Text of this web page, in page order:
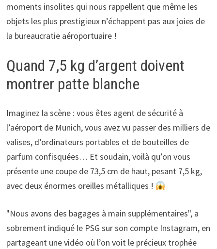
moments insolites qui nous rappellent que même les
objets les plus prestigieux n’échappent pas aux joies de
la bureaucratie aéroportuaire !
Quand 7,5 kg d’argent doivent
montrer patte blanche
Imaginez la scène : vous êtes agent de sécurité à
l’aéroport de Munich, vous avez vu passer des milliers de
valises, d’ordinateurs portables et de bouteilles de
parfum confisquées… Et soudain, voilà qu’on vous
présente une coupe de 73,5 cm de haut, pesant 7,5 kg,
avec deux énormes oreilles métalliques !
"Nous avons des bagages à main supplémentaires", a
sobrement indiqué le PSG sur son compte Instagram, en
partageant une vidéo où l’on voit le précieux trophée